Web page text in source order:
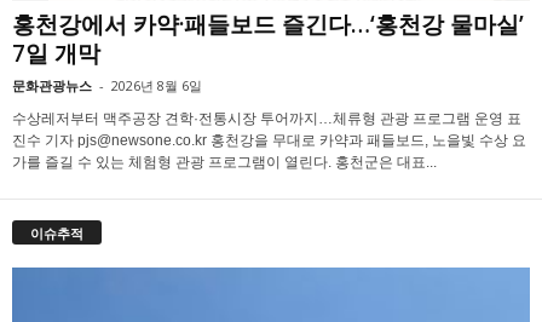
홍천강에서 카약·패들보드 즐긴다…‘홍천강 물마실’
7일 개막
문화관광뉴스 - 2026년 8월 6일
수상레저부터 맥주공장 견학·전통시장 투어까지…체류형 관광 프로그램 운영 표
진수 기자 pjs@newsone.co.kr 홍천강을 무대로 카약과 패들보드, 노을빛 수상 요
가를 즐길 수 있는 체험형 관광 프로그램이 열린다. 홍천군은 대표...
이슈추적